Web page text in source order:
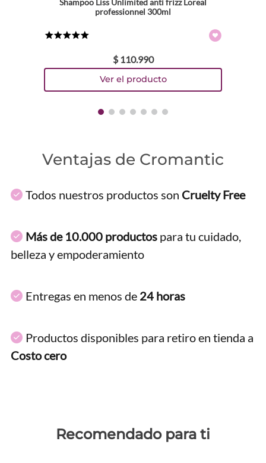
professionnel 300ml
$ 110.990
Ventajas de Cromantic
Todos nuestros productos son Cruelty Free
Más de 10.000 productos para tu cuidado,
belleza y empoderamiento
Entregas en menos de 24 horas
Productos disponibles para retiro en tienda a
Costo cero
Recomendado para ti